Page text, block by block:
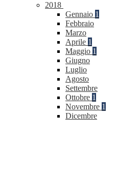
2018
Gennaio 1
Febbraio
Marzo
Aprile 1
Maggio 1
Giugno
Luglio
Agosto
Settembre
Ottobre 1
Novembre 1
Dicembre